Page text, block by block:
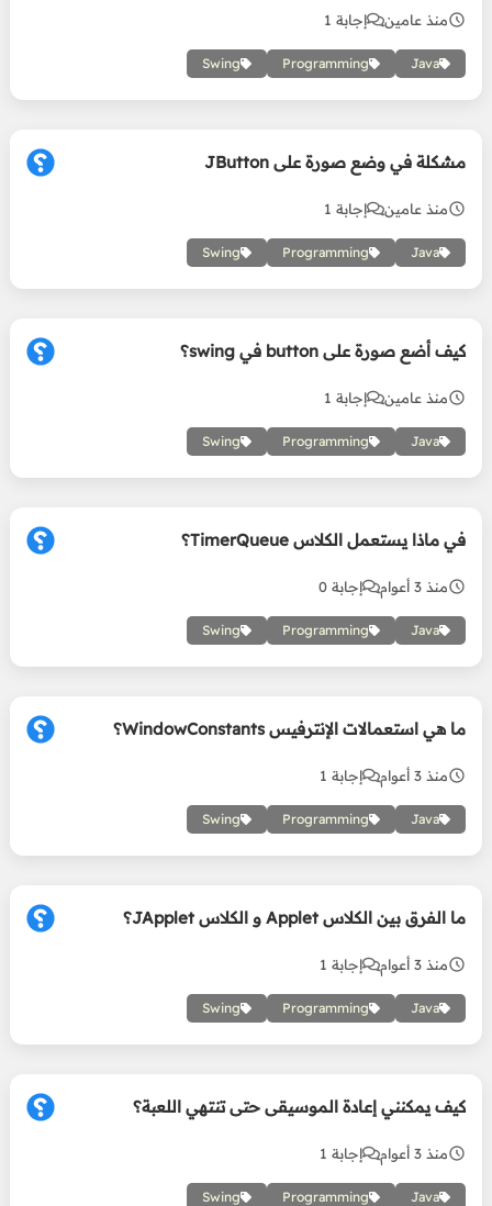
منذ عامين إجابة 1
Java
Programming
Swing
مشكلة في وضع صورة على JButton
منذ عامين إجابة 1
Java
Programming
Swing
كيف أضع صورة على button في swing؟
منذ عامين إجابة 1
Java
Programming
Swing
في ماذا يستعمل الكلاس TimerQueue؟
منذ 3 أعوام إجابة 0
Java
Programming
Swing
ما هي استعمالات الإنترفيس WindowConstants؟
منذ 3 أعوام إجابة 1
Java
Programming
Swing
ما الفرق بين الكلاس Applet و الكلاس JApplet؟
منذ 3 أعوام إجابة 1
Java
Programming
Swing
كيف يمكنني إعادة الموسيقى حتى تنتهي اللعبة؟
منذ 3 أعوام إجابة 1
Java
Programming
Swing